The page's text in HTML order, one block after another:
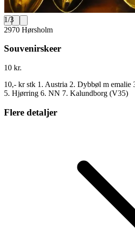
1/3
2970 Hørsholm
Souvenirskeer
10 kr.
10,- kr stk 1. Austria 2. Dybbøl m emalie
5. Hjørring 6. NN 7. Kalundborg (V35)
Flere detaljer